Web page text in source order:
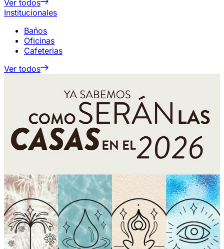
Ver todos
Institucionales
Baños
Oficinas
Cafeterias
Ver todos